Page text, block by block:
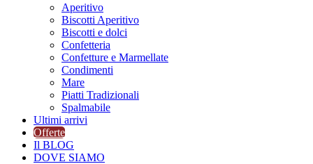
Aperitivo
Biscotti Aperitivo
Biscotti e dolci
Confetteria
Confetture e Marmellate
Condimenti
Mare
Piatti Tradizionali
Spalmabile
Ultimi arrivi
Offerte
Il BLOG
DOVE SIAMO